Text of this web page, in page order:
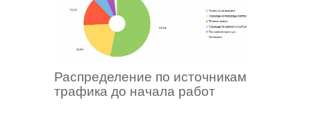
Распределение по источникам
трафика до начала работ